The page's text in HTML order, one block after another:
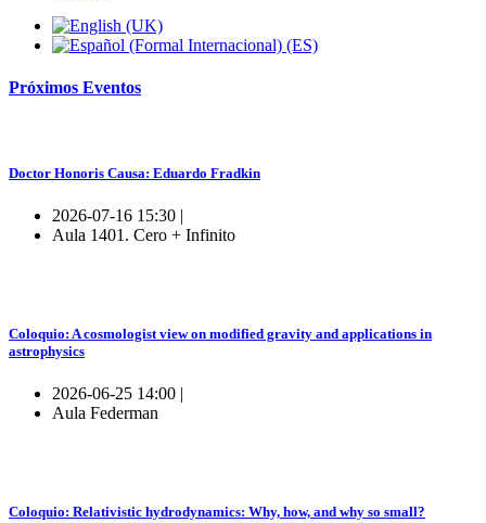
Próximos Eventos
Doctor Honoris Causa: Eduardo Fradkin
2026-07-16 15:30 |
Aula 1401. Cero + Infinito
Coloquio: A cosmologist view on modified gravity and applications in
astrophysics
2026-06-25 14:00 |
Aula Federman
Coloquio: Relativistic hydrodynamics: Why, how, and why so small?